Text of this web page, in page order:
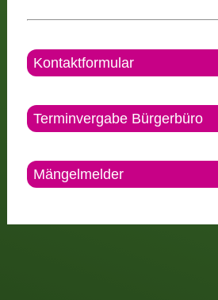
Kontaktformular
Terminvergabe Bürgerbüro
Mängelmelder